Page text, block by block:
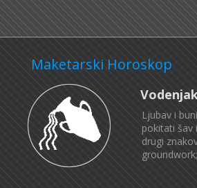
Maketarski Horoskop
Ljubav i
pokitati šav
drugi